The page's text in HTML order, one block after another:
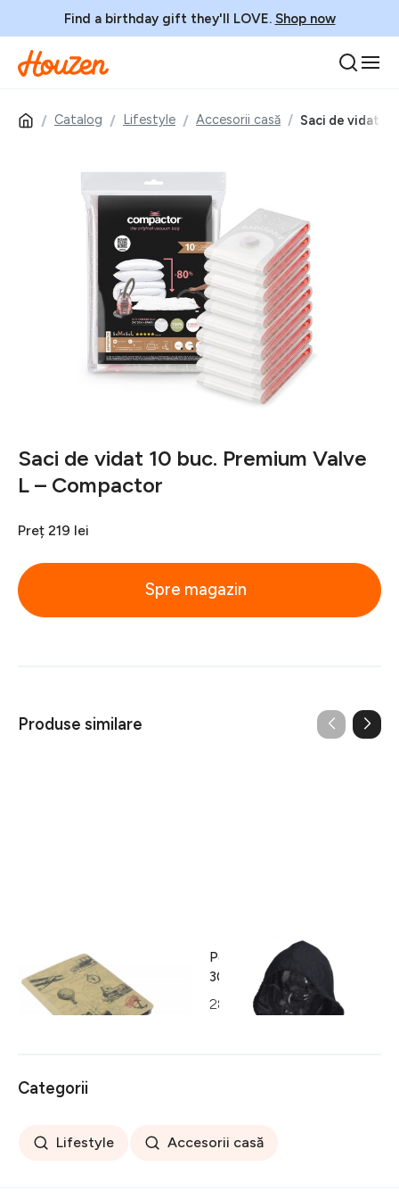
Find a birthday gift they'll LOVE. Shop now
Catalog Lifestyle Accesorii casă Saci de vidat
Saci de vidat 10 buc. Premium Valve
L – Compactor
Preț 219 lei
Spre magazin
Produse similare
Husa iPad InArt,
19.5x24.6x2 cm, Balloons
32 lei
Perna pentru gat cu gluga,
30x32 cm, poliester, gri
inchis
28 lei
Categorii
Lifestyle Accesorii casă